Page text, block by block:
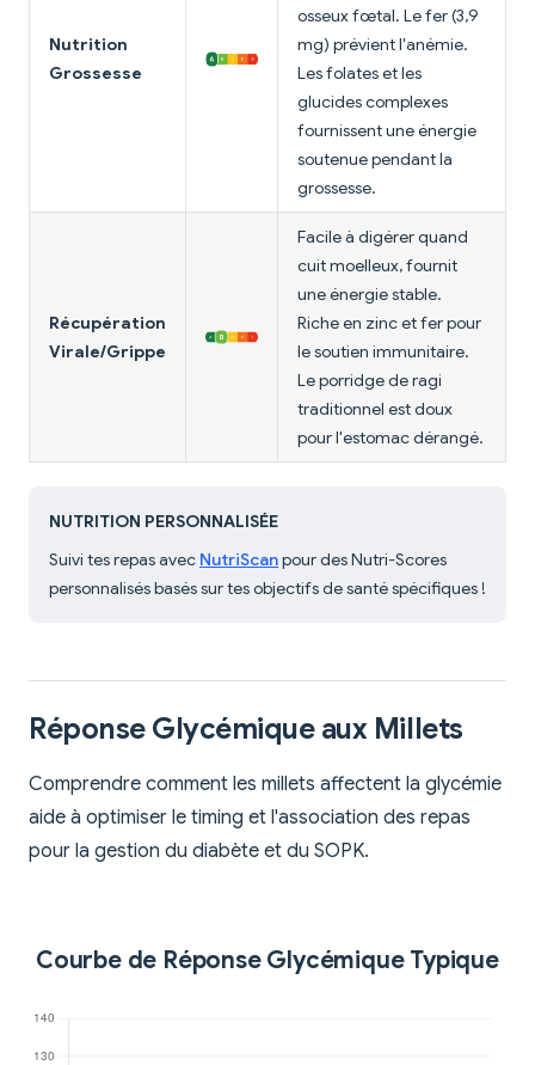
Nutrition
Grossesse
osseux fœtal. Le fer (3,9
mg) prévient l'anémie.
Les folates et les
glucides complexes
fournissent une énergie
soutenue pendant la
grossesse.
Récupération
Virale/Grippe
Facile à digérer quand
cuit moelleux, fournit
une énergie stable.
Riche en zinc et fer pour
le soutien immunitaire.
Le porridge de ragi
traditionnel est doux
pour l'estomac dérangé.
NUTRITION PERSONNALISÉE
Suivi tes repas avec NutriScanpour des Nutri-Scores
personnalisés basés sur tes objectifs de santé spécifiques !
Réponse Glycémique aux Millets
Comprendre comment les millets affectent la glycémie
aide à optimiser le timing et l'association des repas
pour la gestion du diabète et du SOPK.
Courbe de Réponse Glycémique Typique